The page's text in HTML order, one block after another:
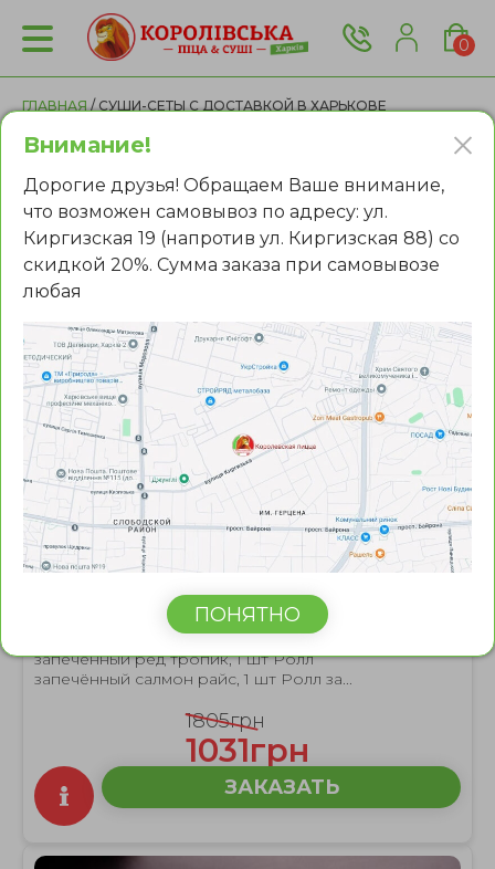
0
ГЛАВНАЯ/ СУШИ-СЕТЫ С ДОСТАВКОЙ В ХАРЬКОВЕ
Сеты в Харькове
Сортировать по:
NEW
32 кус.
СЕТ ЗАПЕЧЁННЫЙ МИКС
Ролл запечённый шримп блек, 1 шт Ролл
запечённый ред тропик, 1 шт Ролл
запечённый салмон райс, 1 шт Ролл за...
1805грн
1031грн
ЗАКАЗАТЬ
Внимание!
Дорогие друзья! Обращаем Ваше внимание,
что возможен самовывоз по адресу: ул.
Киргизская 19 (напротив ул. Киргизская 88) со
скидкой 20%. Сумма заказа при самовывозе
любая
ПОНЯТНО